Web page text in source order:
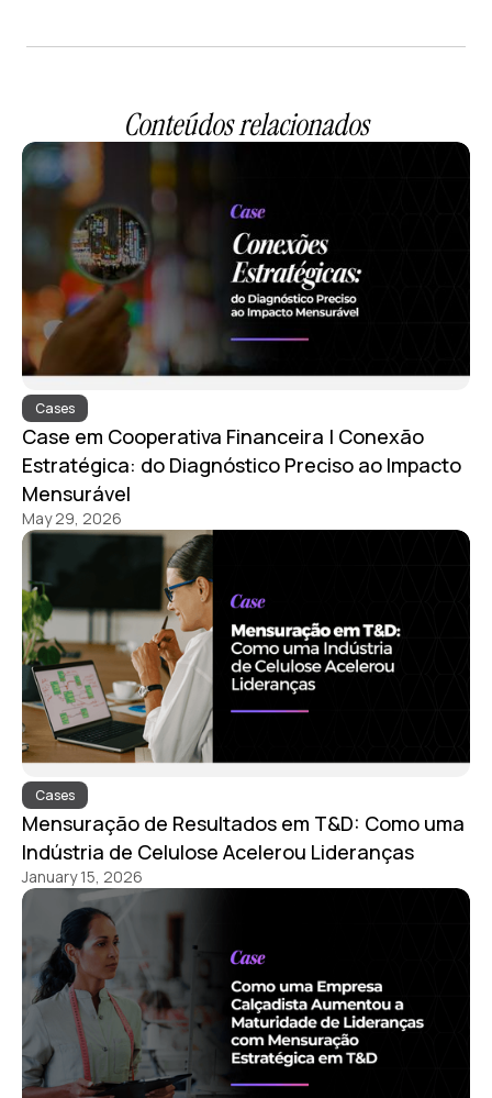
Conteúdos relacionados
Cases
Case em Cooperativa Financeira | Conexão
Estratégica: do Diagnóstico Preciso ao Impacto
Mensurável​
May 29, 2026
Cases
Mensuração de Resultados em T&D: Como uma
Indústria de Celulose Acelerou Lideranças
January 15, 2026